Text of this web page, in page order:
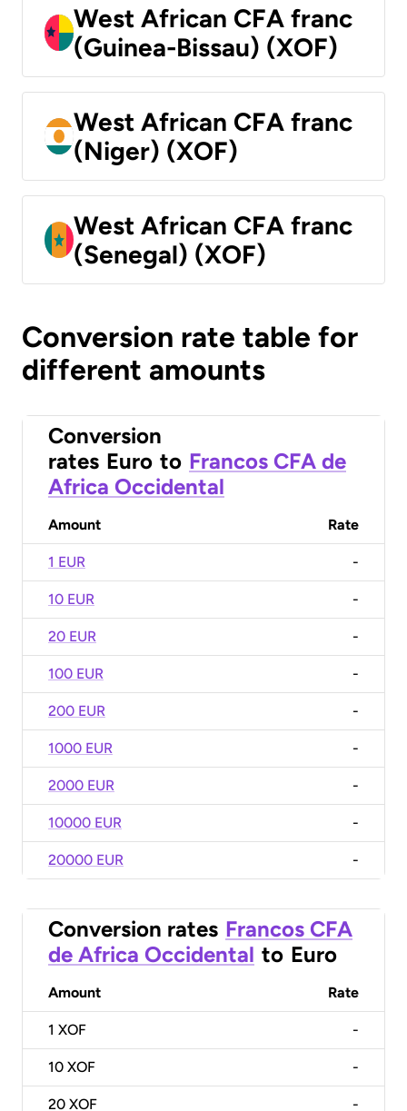
West African CFA franc
(Guinea-Bissau) (XOF)
West African CFA franc
(Niger) (XOF)
West African CFA franc
(Senegal) (XOF)
Conversion rate table for
different amounts
Conversion
rates Euro to Francos CFA de
Africa Occidental
Amount Rate
1 EUR -
10 EUR -
20 EUR -
100 EUR -
200 EUR -
1000 EUR -
2000 EUR -
10000 EUR -
20000 EUR -
Conversion rates Francos CFA
de Africa Occidental to Euro
Amount Rate
1 XOF -
10 XOF -
20 XOF -